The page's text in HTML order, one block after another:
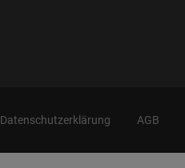
Datenschutzerklärung AGB